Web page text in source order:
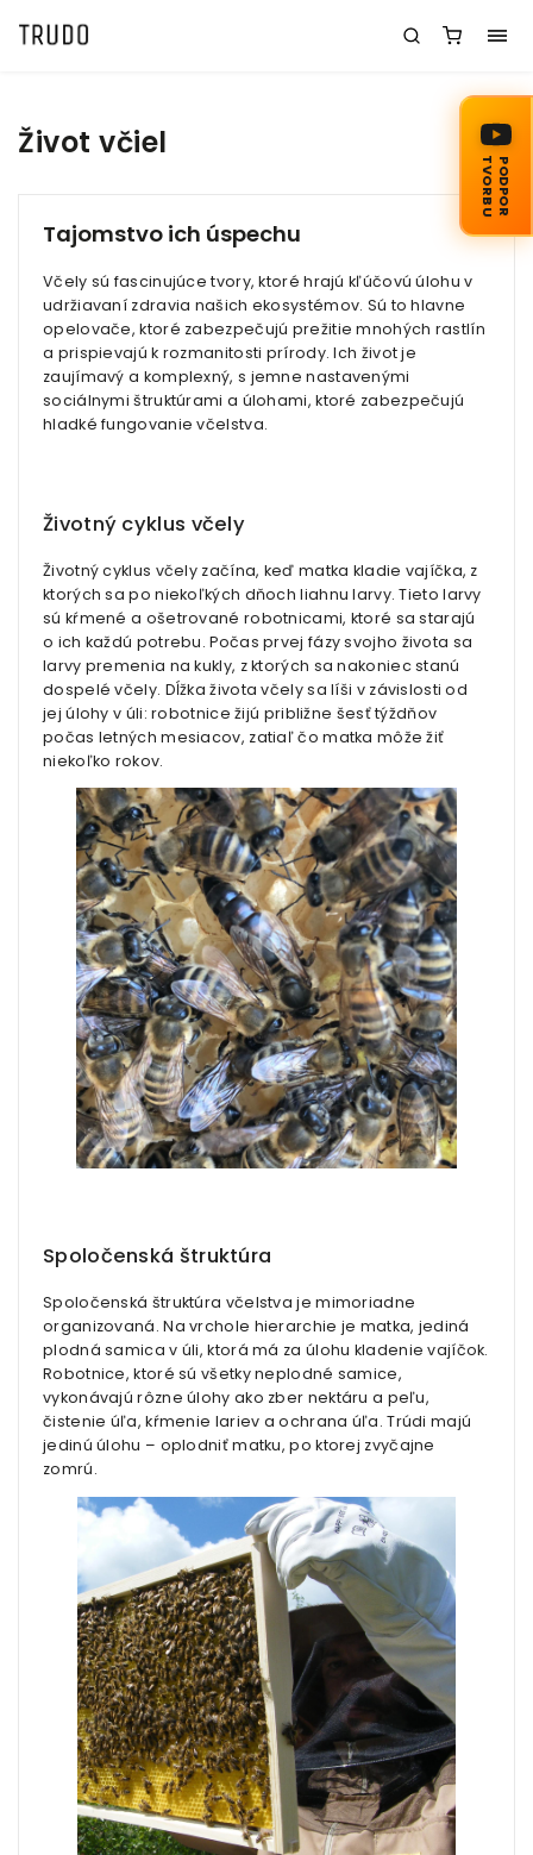
Život včiel
Tajomstvo ich úspechu
Včely sú fascinujúce tvory, ktoré hrajú kľúčovú úlohu v
udržiavaní zdravia našich ekosystémov. Sú to hlavne
opelovače, ktoré zabezpečujú prežitie mnohých rastlín
a prispievajú k rozmanitosti prírody. Ich život je
zaujímavý a komplexný, s jemne nastavenými
sociálnymi štruktúrami a úlohami, ktoré zabezpečujú
hladké fungovanie včelstva.
Životný cyklus včely
Životný cyklus včely začína, keď matka kladie vajíčka, z
ktorých sa po niekoľkých dňoch liahnu larvy. Tieto larvy
sú kŕmené a ošetrované robotnicami, ktoré sa starajú
o ich každú potrebu. Počas prvej fázy svojho života sa
larvy premenia na kukly, z ktorých sa nakoniec stanú
dospelé včely. Dĺžka života včely sa líši v závislosti od
jej úlohy v úli: robotnice žijú približne šesť týždňov
počas letných mesiacov, zatiaľ čo matka môže žiť
niekoľko rokov.
Spoločenská štruktúra
Spoločenská štruktúra včelstva je mimoriadne
organizovaná. Na vrchole hierarchie je matka, jediná
plodná samica v úli, ktorá má za úlohu kladenie vajíčok.
Robotnice, ktoré sú všetky neplodné samice,
vykonávajú rôzne úlohy ako zber nektáru a peľu,
čistenie úľa, kŕmenie lariev a ochrana úľa. Trúdi majú
jedinú úlohu – oplodniť matku, po ktorej zvyčajne
zomrú.
PODPOR
TVORBU